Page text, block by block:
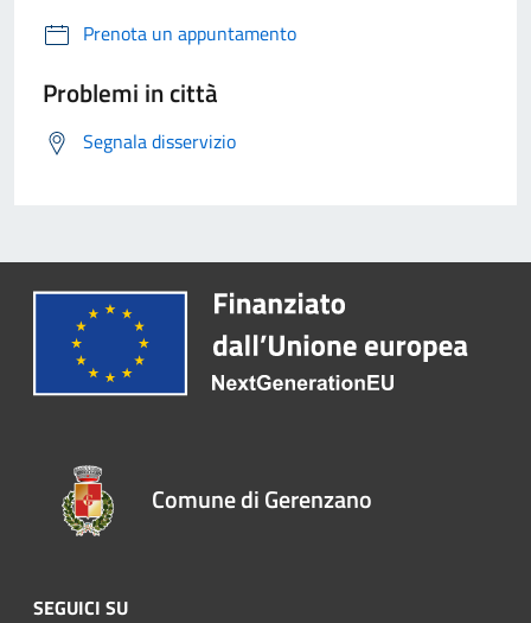
Prenota un appuntamento
Problemi in città
Segnala disservizio
Comune di Gerenzano
SEGUICI SU